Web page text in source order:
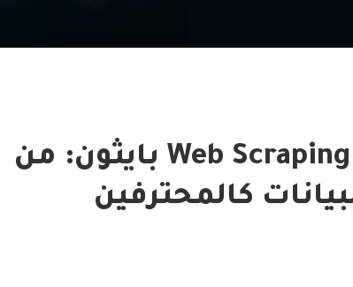
دليلك الشامل لتعلم Web Scraping بايثون: من
كالمحترفين